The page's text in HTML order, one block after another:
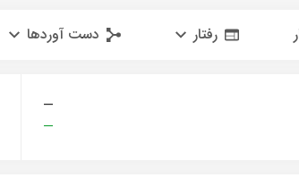
رفتار دست آوردها
—
—